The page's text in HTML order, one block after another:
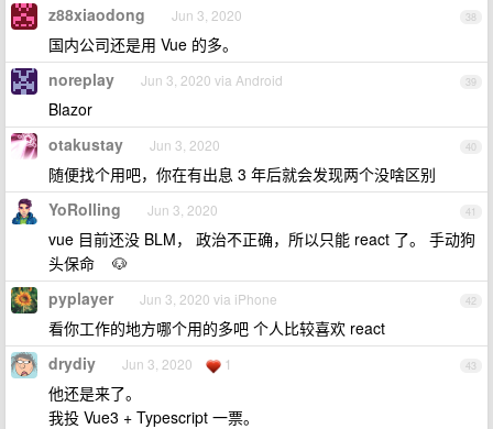
38
z88xiaodong Jun 3, 2020
国内公司还是用 Vue 的多。
39
noreplay Jun 3, 2020 via Android
Blazor
40
otakustay Jun 3, 2020
随便找个用吧，你在有出息 3 年后就会发现两个没啥区别
41
YoRolling Jun 3, 2020
vue 目前还没 BLM， 政治不正确，所以只能 react 了。 手动狗
头保命 🐶
42
pyplayer Jun 3, 2020 via iPhone
看你工作的地方哪个用的多吧 个人比较喜欢 react
43
drydiy Jun 3, 2020 1
他还是来了。
我投 Vue3 + Typescript 一票。